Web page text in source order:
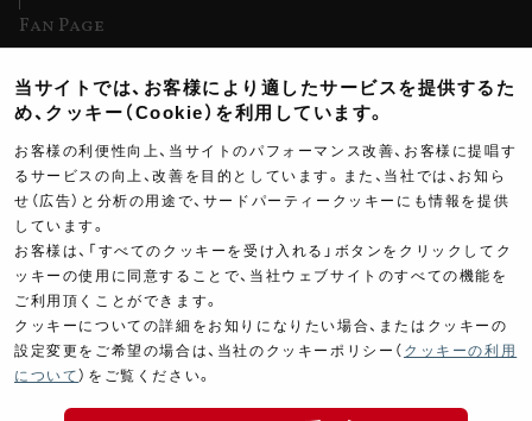
Fan Page
ヨシムラTV
イベント情報
イベントスケジュール
ツーリングブレイクタイム
製品ポスター
当サイトでは、お客様により適したサービスを提供するた
め、クッキー（Cookie）を利用しています。
お客様の利便性向上、当サイトのパフォーマンス改善、お客様に提唱す
るサービスの向上、改善を目的としています。また、当社では、お知ら
せ（広告）と分析の用途で、サードパーティークッキーにも情報を提供
しています。
お客様は、「すべてのクッキーを受け入れる」ボタンをクリックしてク
ッキーの使用に同意することで、当社ウェブサイトのすべての機能を
ご利用頂くことができます。
クッキーについての詳細をお知りになりたい場合、またはクッキーの
設定変更をご希望の場合は、当社のクッキーポリシー（ クッキーの利用
について ）をご覧ください。